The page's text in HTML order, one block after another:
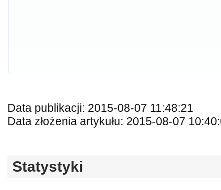
Data publikacji: 2015-08-07 11:48:21
Data złożenia artykułu: 2015-08-07
Statystyki